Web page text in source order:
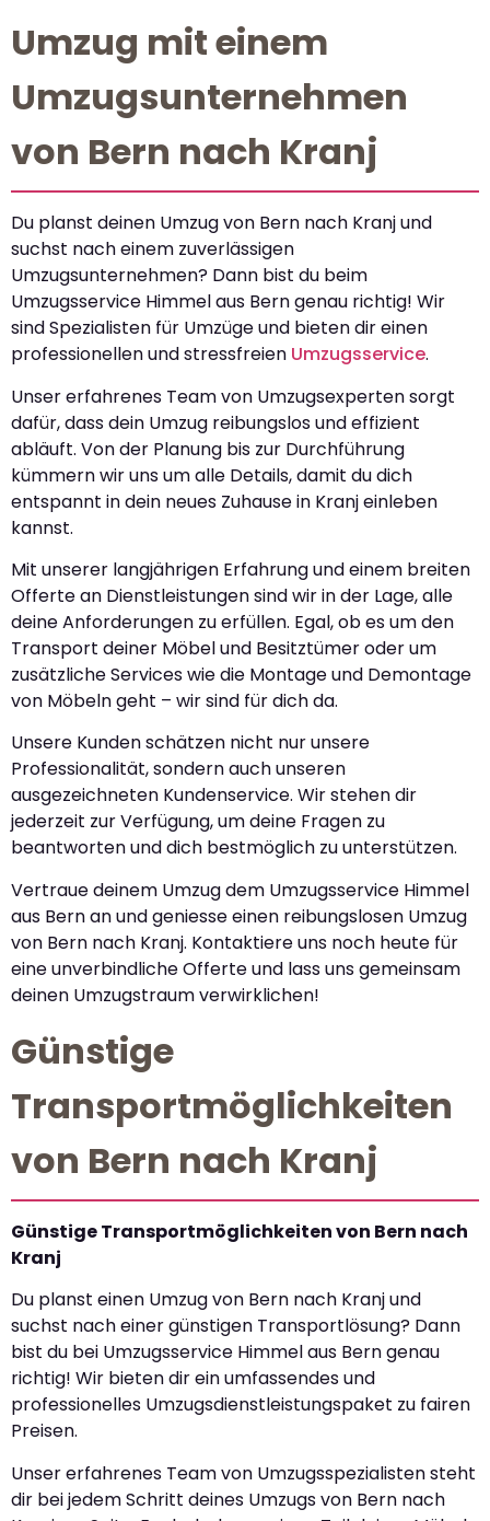
Umzug mit einem
Umzugsunternehmen
von Bern nach Kranj
Du planst deinen Umzug von Bern nach Kranj und
suchst nach einem zuverlässigen
Umzugsunternehmen? Dann bist du beim
Umzugsservice Himmel aus Bern genau richtig! Wir
sind Spezialisten für Umzüge und bieten dir einen
professionellen und stressfreien Umzugsservice.
Unser erfahrenes Team von Umzugsexperten sorgt
dafür, dass dein Umzug reibungslos und effizient
abläuft. Von der Planung bis zur Durchführung
kümmern wir uns um alle Details, damit du dich
entspannt in dein neues Zuhause in Kranj einleben
kannst.
Mit unserer langjährigen Erfahrung und einem breiten
Offerte an Dienstleistungen sind wir in der Lage, alle
deine Anforderungen zu erfüllen. Egal, ob es um den
Transport deiner Möbel und Besitztümer oder um
zusätzliche Services wie die Montage und Demontage
von Möbeln geht – wir sind für dich da.
Unsere Kunden schätzen nicht nur unsere
Professionalität, sondern auch unseren
ausgezeichneten Kundenservice. Wir stehen dir
jederzeit zur Verfügung, um deine Fragen zu
beantworten und dich bestmöglich zu unterstützen.
Vertraue deinem Umzug dem Umzugsservice Himmel
aus Bern an und geniesse einen reibungslosen Umzug
von Bern nach Kranj. Kontaktiere uns noch heute für
eine unverbindliche Offerte und lass uns gemeinsam
deinen Umzugstraum verwirklichen!
Günstige
Transportmöglichkeiten
von Bern nach Kranj
Günstige Transportmöglichkeiten von Bern nach
Kranj
Du planst einen Umzug von Bern nach Kranj und
suchst nach einer günstigen Transportlösung? Dann
bist du bei Umzugsservice Himmel aus Bern genau
richtig! Wir bieten dir ein umfassendes und
professionelles Umzugsdienstleistungspaket zu fairen
Preisen.
Unser erfahrenes Team von Umzugsspezialisten steht
dir bei jedem Schritt deines Umzugs von Bern nach